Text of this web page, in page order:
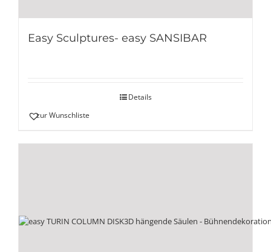
Easy Sculptures- easy SANSIBAR
Details
zur Wunschliste